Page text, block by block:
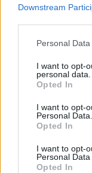
Downstream
Personal
I want to opt-
personal data.
Opted In
I want to opt-
Personal Data.
Opted In
I want to opt-
Personal Data
Opted In
complessi con
attendere oltre:
competente
proteggere il tuo
esperienza e al
recupero crediti
al tuo fianco un
ogni fase del